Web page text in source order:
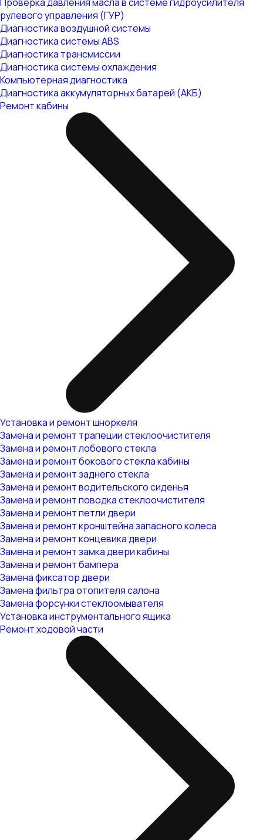
рулевого управления (ГУР)
Диагностика воздушной системы
Диагностика системы ABS
Диагностика трансмиссии
Диагностика системы охлаждения
Компьютерная диагностика
Диагностика аккумуляторных батарей (АКБ)
Ремонт кабины
Установка и ремонт шноркеля
Замена и ремонт трапеции стеклоочистителя
Замена и ремонт лобового стекла
Замена и ремонт бокового стекла кабины
Замена и ремонт заднего стекла
Замена и ремонт водительского сиденья
Замена и ремонт поводка стеклоочистителя
Замена и ремонт петли двери
Замена и ремонт кронштейна запасного колеса
Замена и ремонт концевика двери
Замена и ремонт замка двери кабины
Замена и ремонт бампера
Замена фиксатор двери
Замена фильтра отопителя салона
Замена форсунки стеклоомывателя
Установка инструментального ящика
Ремонт ходовой части